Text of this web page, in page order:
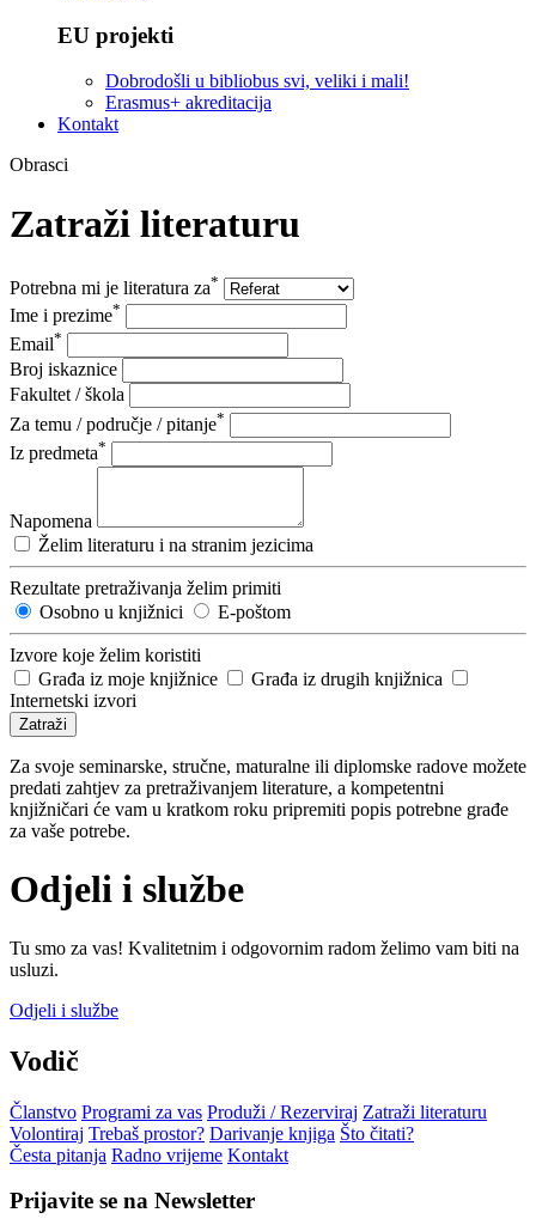
EU projekti
Dobrodošli u bibliobus svi, veliki i mali!
Erasmus+ akreditacija
Kontakt
Obrasci
Zatraži literaturu
Potrebna mi je literatura za*
Ime i prezime*
Email*
Broj iskaznice
Fakultet / škola
Za temu / područje / pitanje*
Iz predmeta*
Napomena
Želim literaturu i na stranim jezicima
Rezultate pretraživanja želim primiti
Osobno u knjižnici
E-poštom
Izvore koje želim koristiti
Građa iz moje knjižnice
Građa iz drugih knjižnica
Internetski izvori
Zatraži
Za svoje seminarske, stručne, maturalne ili diplomske radove možete
predati zahtjev za pretraživanjem literature, a kompetentni
knjižničari će vam u kratkom roku pripremiti popis potrebne građe
za vaše potrebe.
Odjeli i službe
Tu smo za vas! Kvalitetnim i odgovornim radom želimo vam biti na
usluzi.
Odjeli i službe
Vodič
Članstvo Programi za vas Produži / Rezerviraj Zatraži literaturu
Volontiraj Trebaš prostor? Darivanje knjiga Što čitati?
Česta pitanja Radno vrijeme Kontakt
Prijavite se na Newsletter